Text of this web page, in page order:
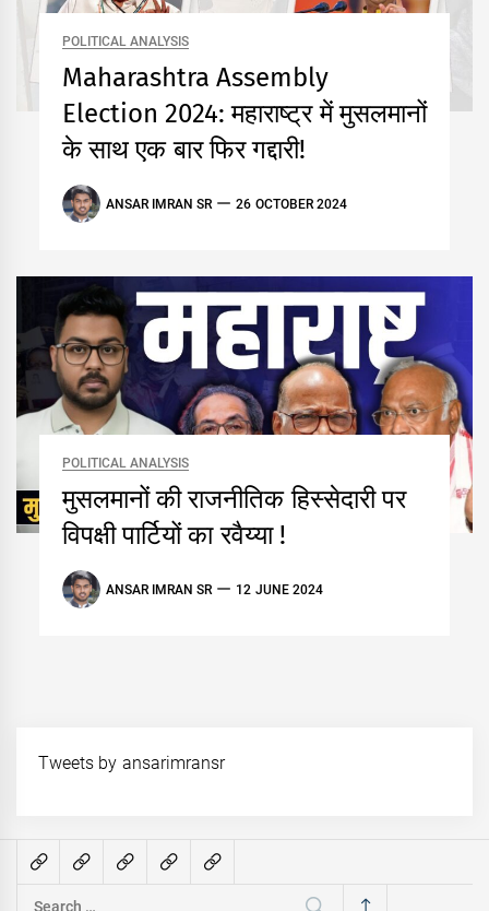
POLITICAL ANALYSIS
Maharashtra Assembly
Election 2024: महाराष्ट्र में मुसलमानों
के साथ एक बार फिर गद्दारी!
ANSAR IMRAN SR 26 OCTOBER 2024
POLITICAL ANALYSIS
मुसलमानों की राजनीतिक हिस्सेदारी पर
विपक्षी पार्टियों का रवैय्या !
ANSAR IMRAN SR 12 JUNE 2024
Tweets by ansarimransr
Search